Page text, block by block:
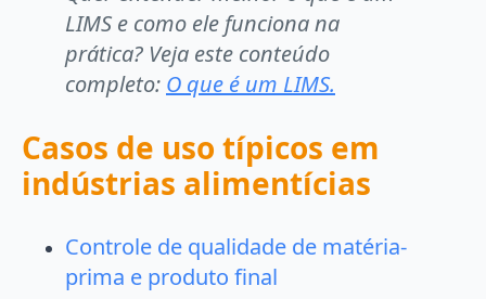
LIMS e como ele funciona na
prática? Veja este conteúdo
completo: O que é um LIMS.
Casos de uso típicos em
indústrias alimentícias
Controle de qualidade de matéria-
prima e produto final